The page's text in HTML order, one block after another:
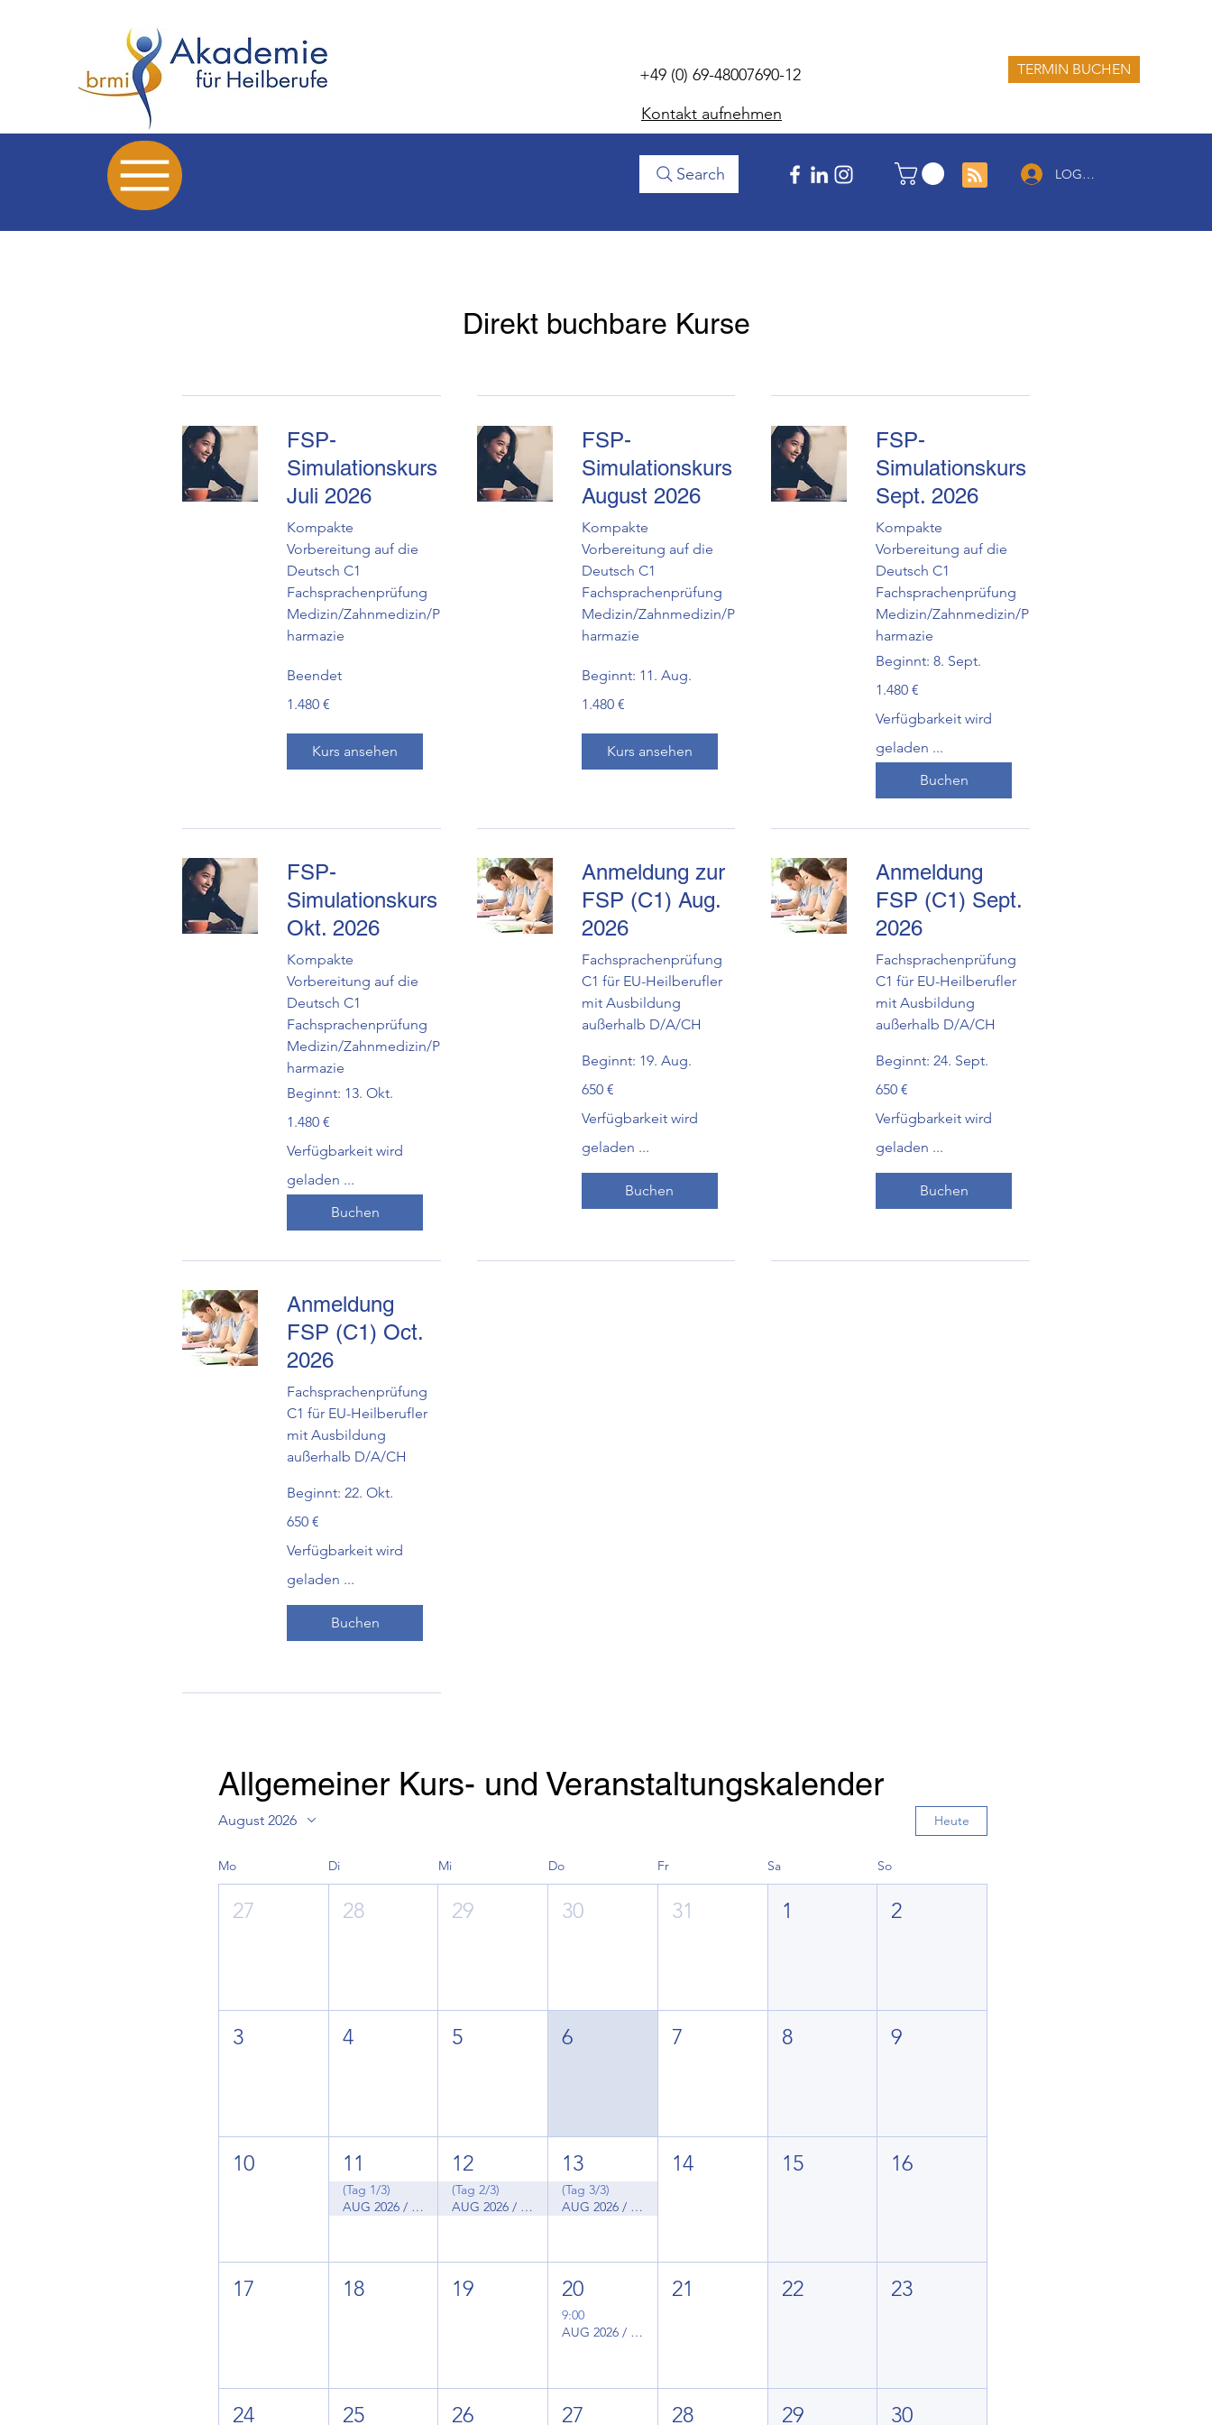
+49 (0) 69-48007690-12 TERMIN BUCHEN
Kontakt aufnehmen
Search LOG IN
Direkt buchbare Kurse
FSP-
Simulationskurs
Juli 2026
Kompakte
Vorbereitung auf die
Deutsch C1
Fachsprachenprüfung
Medizin/Zahnmedizin/P
harmazie
Beendet
Euro
1.480 €
Kurs ansehen
FSP-
Simulationskurs
August 2026
Kompakte
Vorbereitung auf die
Deutsch C1
Fachsprachenprüfung
Medizin/Zahnmedizin/P
harmazie
Beginnt: 11. Aug.
Euro
1.480 €
Kurs ansehen
FSP-
Simulationskurs
Sept. 2026
Kompakte
Vorbereitung auf die
Deutsch C1
Fachsprachenprüfung
Medizin/Zahnmedizin/P
harmazie
Beginnt: 8. Sept.
Euro
1.480 €
Verfügbarkeit wird
geladen ...
Buchen
FSP-
Simulationskurs
Okt. 2026
Kompakte
Vorbereitung auf die
Deutsch C1
Fachsprachenprüfung
Medizin/Zahnmedizin/P
harmazie
Beginnt: 13. Okt.
Euro
1.480 €
Verfügbarkeit wird
geladen ...
Buchen
Anmeldung zur
FSP (C1) Aug.
2026
Fachsprachenprüfung
C1 für EU-Heilberufler
mit Ausbildung
außerhalb D/A/CH
Beginnt: 19. Aug.
Euro
650 €
Verfügbarkeit wird
geladen ...
Buchen
Anmeldung
FSP (C1) Sept.
2026
Fachsprachenprüfung
C1 für EU-Heilberufler
mit Ausbildung
außerhalb D/A/CH
Beginnt: 24. Sept.
Euro
650 €
Verfügbarkeit wird
geladen ...
Buchen
Anmeldung
FSP (C1) Oct.
2026
Fachsprachenprüfung
C1 für EU-Heilberufler
mit Ausbildung
außerhalb D/A/CH
Beginnt: 22. Okt.
Euro
650 €
Verfügbarkeit wird
geladen ...
Buchen
Allgemeiner Kurs- und Veranstaltungskalender
August 2026 Heute
Mo Di Mi Do Fr Sa So
27 28 29 30 31 1 2
3 4 5 6 7 8 9
10 11
(Tag 1/3)
AUG 2026 / FSP-Simulationskurs
12
(Tag 2/3)
AUG 2026 / FSP-Simulationskurs
13
(Tag 3/3)
AUG 2026 / FSP-Simulationskurs
14 15 16
17 18 19 20
9:00
AUG 2026 / Fachsprachenprüfung
21 22 23
24 25 26 27 28 29 30